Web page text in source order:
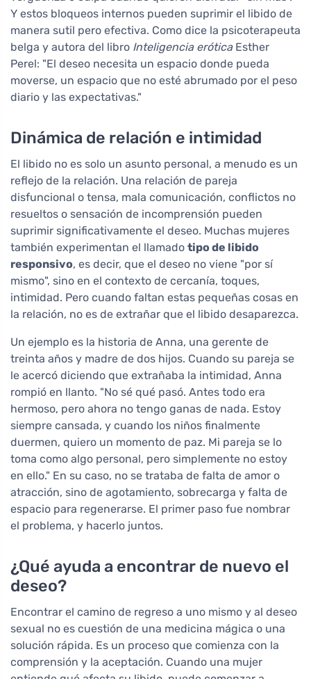
Y estos bloqueos internos pueden suprimir el libido de
manera sutil pero efectiva. Como dice la psicoterapeuta
belga y autora del libro Inteligencia eróticaEsther
Perel: "El deseo necesita un espacio donde pueda
moverse, un espacio que no esté abrumado por el peso
diario y las expectativas."
Dinámica de relación e intimidad
El libido no es solo un asunto personal, a menudo es un
reflejo de la relación. Una relación de pareja
disfuncional o tensa, mala comunicación, conflictos no
resueltos o sensación de incomprensión pueden
suprimir significativamente el deseo. Muchas mujeres
también experimentan el llamado tipo de libido
responsivo, es decir, que el deseo no viene "por sí
mismo", sino en el contexto de cercanía, toques,
intimidad. Pero cuando faltan estas pequeñas cosas en
la relación, no es de extrañar que el libido desaparezca.
Un ejemplo es la historia de Anna, una gerente de
treinta años y madre de dos hijos. Cuando su pareja se
le acercó diciendo que extrañaba la intimidad, Anna
rompió en llanto. "No sé qué pasó. Antes todo era
hermoso, pero ahora no tengo ganas de nada. Estoy
siempre cansada, y cuando los niños finalmente
duermen, quiero un momento de paz. Mi pareja se lo
toma como algo personal, pero simplemente no estoy
en ello." En su caso, no se trataba de falta de amor o
atracción, sino de agotamiento, sobrecarga y falta de
espacio para regenerarse. El primer paso fue nombrar
el problema, y hacerlo juntos.
¿Qué ayuda a encontrar de nuevo el
deseo?
Encontrar el camino de regreso a uno mismo y al deseo
sexual no es cuestión de una medicina mágica o una
solución rápida. Es un proceso que comienza con la
comprensión y la aceptación. Cuando una mujer